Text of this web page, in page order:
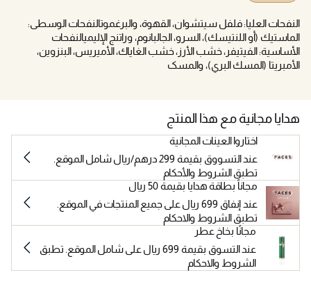
النفحات العليا: فلفل سيتشوان، القهوة، والبرغموتالنفحات الوسطى:
الماستيك (أو اللنتيسك)، السرو، الجالبانوم، وراتنج الإليميالنفحات
الأساسية: الفيتيفر، خشب الأرز، خشب الغاياك، الأميريس، البنزوين،
الأمبريتا (المسك البري)، والمسک
هدايا مجانية مع هذا المنتج
اختاروا العينات المجانية
عند التسووق بقيمة 299 درهم/ريال شامل الموقع.
تطبق الشروط والأحكام
مجاناً بطاقة هدايا بقيمة 50 ريال
عند إنفاق 699 ريال على جميع المنتجات في الموقع.
تطبق الشروط والاحكام
مجانًا بخاخ عطر
عند التسوق بقيمة 699 ريال على شامل الموقع. تطبق
الشروط والاحكام